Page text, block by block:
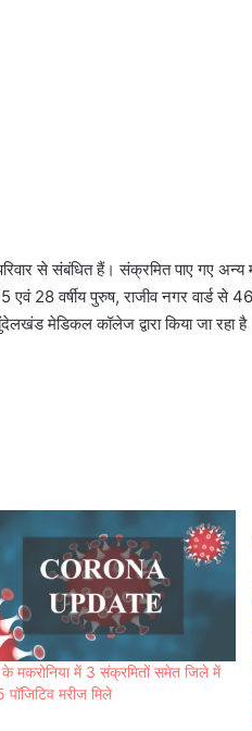
से संबंधित हैं। संक्रमित पाए गए अन्य
28 वर्षीय पुरुष, राजीव नगर वार्ड से
मेडिकल कॉलेज द्वारा किया जा रहा
के मकरोनिया में 3 संक्रमितों समेत जिले में
मरीज मिले